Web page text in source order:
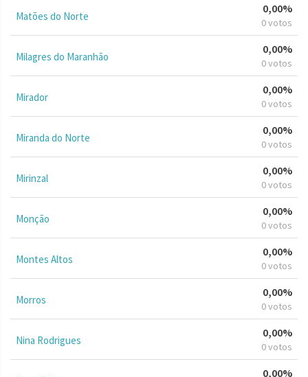
Matões do Norte
0,00%
0 votos
Milagres do Maranhão
0,00%
0 votos
Mirador
0,00%
0 votos
Miranda do Norte
0,00%
0 votos
Mirinzal
0,00%
0 votos
Monção
0,00%
0 votos
Montes Altos
0,00%
0 votos
Morros
0,00%
0 votos
Nina Rodrigues
0,00%
0 votos
0,00%